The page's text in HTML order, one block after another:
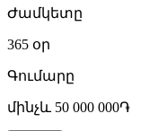
Ժամկետը
365 օր
Գումարը
մինչև 50 000 000֏